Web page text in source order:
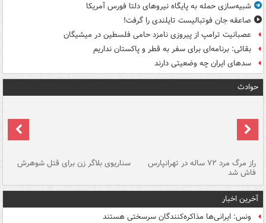
شبیه‌سازی حمله به پایگاه نیروهای دلتا فورس آمریکا
صاعقه جان فوتبالیست تایلندی را گرفت!
عصبانیت ترامپ از پیروزی نامزد حامی فلسطین در میشیگان
بقائی: برنامه‌ای برای سفر به قطر و پاکستان نداریم
سدهای ایران چه وضعیتی دارند
حوادث
راز مرگ مرد ۷۲ ساله در تهرانپارس
فاش شد
سناریوی بلاگر زن برای قتل شوهرش
آخرین اخبار
ونس: ایرانی‌ها مذاکره‌کنندگان سرسختی هستند